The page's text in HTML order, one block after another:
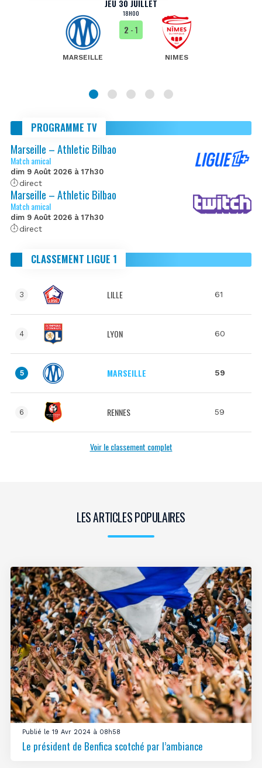
JEU 30 JUILLET
18H00
MARSEILLE
2 - 1
NIMES
PROGRAMME TV
Marseille – Athletic Bilbao
Match amical
dim 9 Août 2026 à 17h30
direct
Marseille – Athletic Bilbao
Match amical
dim 9 Août 2026 à 17h30
direct
CLASSEMENT LIGUE 1
3 LILLE 61
4 LYON 60
5 MARSEILLE 59
6 RENNES 59
Voir le classement complet
LES ARTICLES POPULAIRES
Publié le 19 Avr 2024 à 08h58
Le président de Benfica scotché par l’ambiance